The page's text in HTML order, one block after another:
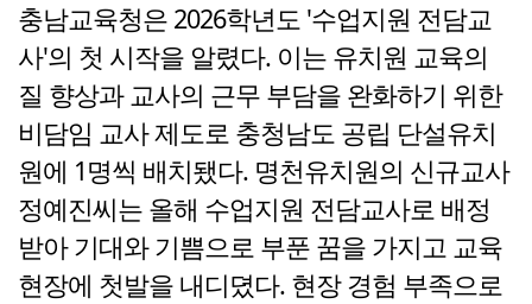
충남교육청은 2026학년도 '수업지원 전담교
사'의 첫 시작을 알렸다. 이는 유치원 교육의
질 향상과 교사의 근무 부담을 완화하기 위한
비담임 교사 제도로 충청남도 공립 단설유치
원에 1명씩 배치됐다. 명천유치원의 신규교사
정예진씨는 올해 수업지원 전담교사로 배정
받아 기대와 기쁨으로 부푼 꿈을 가지고 교육
현장에 첫발을 내디뎠다. 현장 경험 부족으로